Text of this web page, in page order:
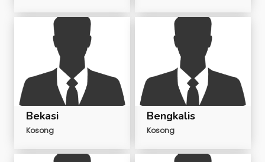
Bekasi
Kosong
Bengkalis
Kosong